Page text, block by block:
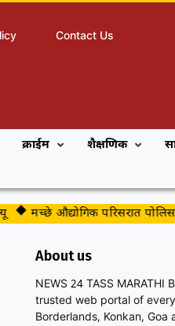
Contact Us
क्राईम शैक्षणिक
औद्योगिक परिसरात पोलिसांचा
About us
NEWS 24 TASS MARATHI
trusted web portal of
Borderlands, Konkan,